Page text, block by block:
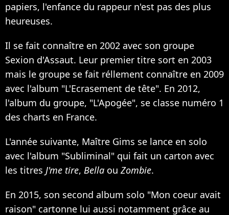
papiers, l'enfance du rappeur n'est pas des plus
heureuses.
Il se fait connaître en 2002 avec son groupe
Sexion d'Assaut. Leur premier titre sort en 2003
mais le groupe se fait réllement connaître en 2009
avec l'album "L'Ecrasement de tête". En 2012,
l'album du groupe, "L'Apogée", se classe numéro 1
des charts en France.
L'année suivante, Maître Gims se lance en solo
avec l'album "Subliminal" qui fait un carton avec
les titres J'me tire, Bella ou Zombie.
En 2015, son second album solo "Mon coeur avait
raison" cartonne lui aussi notamment grâce au